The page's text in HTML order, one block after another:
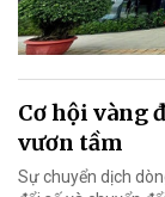
Cơ hội vàng
vươn tầm
Sự chuyển dịch